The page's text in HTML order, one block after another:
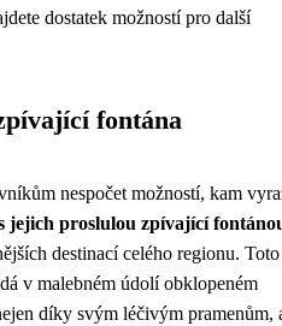
dostatek možností pro další
fontána
nespočet možností, kam
jejich proslulou zpívající
destinací celého regionu. Toto
v malebném údolí obklopeném
díky svým léčivým pramenům,